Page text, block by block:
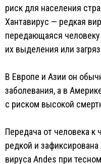
риск для населения
Хантавирус — редкая
передающаяся
их выделения или
В Европе и Азии он
заболевания, а в
с риском высокой
Передача от человека к
редкой и
вируса Andes при